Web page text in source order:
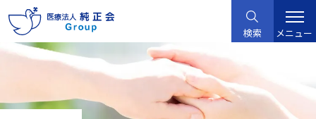
グ
ロ
ー
ナ
本
文
へ
ロ
ー
カ
ビ
フ
ッ
タ
検索 メニュー